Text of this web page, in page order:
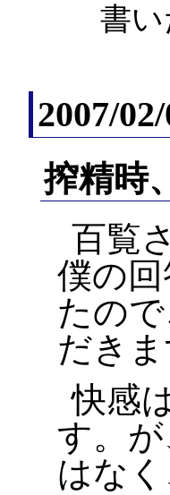
書い
2007/
搾精時
百覧
僕の
たの
だきま
快感
す。
はな